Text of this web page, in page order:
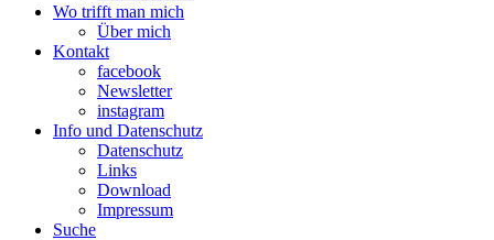
Wo trifft man mich
Über mich
Kontakt
facebook
Newsletter
instagram
Info und Datenschutz
Datenschutz
Links
Download
Impressum
Suche